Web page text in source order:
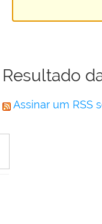
Resultado
Assinar um RSS